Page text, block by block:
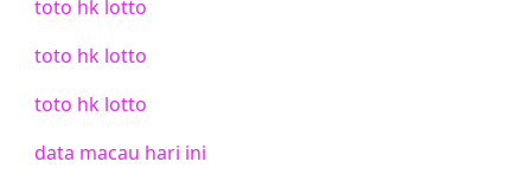
toto hk lotto
toto hk lotto
toto hk lotto
data macau hari ini